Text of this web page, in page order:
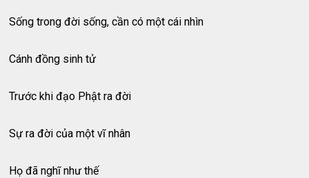
Sống trong đời sống, cần có một cái nhìn
Cánh đồng sinh tử
Trước khi đạo Phật ra đời
Sự ra đời của một vĩ nhân
Họ đã nghĩ như thế